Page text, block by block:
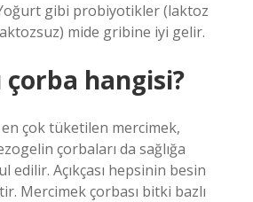
gibi probiyotikler (laktoz
mide gribine iyi gelir.
çorba hangisi?
çok tüketilen mercimek,
çorbaları da sağlığa
edilir. Açıkçası hepsinin besin
Mercimek çorbası bitki bazlı